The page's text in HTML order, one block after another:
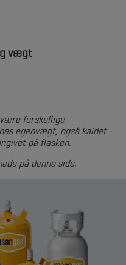
vægt
forskellige
egenvægt, også kaldet
på flasken.
på denne side.